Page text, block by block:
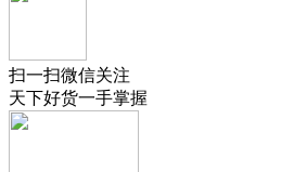
扫一扫微信关注
天下好货一手掌握